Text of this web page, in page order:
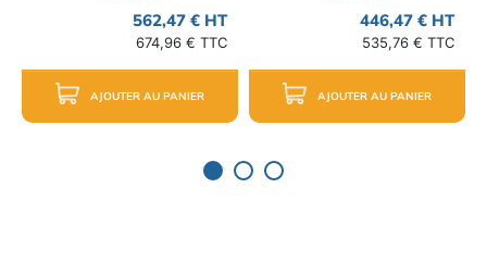
562,47 € HT
674,96 € TTC
AJOUTER AU PANIER
446,47 € HT
535,76 € TTC
AJOUTER AU PANIER